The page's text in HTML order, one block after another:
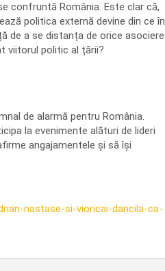
confruntă România. Este clar că,
politica externă devine din ce în
de a se distanța de orice asociere
viitorul politic al țării?
de alarmă pentru România.
la evenimente alături de lideri
angajamentele și să își
nastase-si-vioricai-dancila-ca-